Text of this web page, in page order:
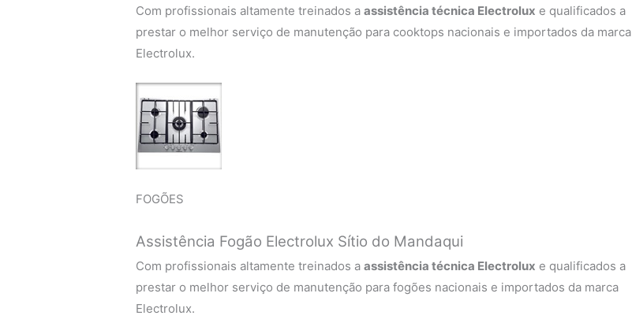
Com profissionais altamente treinados aassistência técnica Electrolux e qualificados a
prestar o melhor serviço de manutenção para cooktops nacionais e importados da marca
Electrolux.
FOGÕES
Assistência Fogão Electrolux Sítio do Mandaqui
Com profissionais altamente treinados aassistência técnica Electrolux e qualificados a
prestar o melhor serviço de manutenção para fogões nacionais e importados da marca
Electrolux.